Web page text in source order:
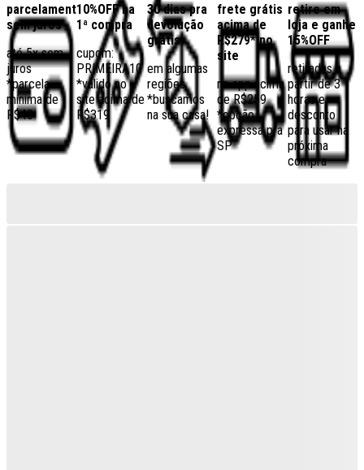
parcelamento
sem juros
até 5x sem
juros
*parcela
mínima de
R$40
10%OFF na
1ª compra
cupom:
PRIMEIRA10
*válido no
site acima de
R$319
30 dias pra
devolução
grátis
em algumas
regiões,
*buscamos
na sua casa!
frete grátis
acima de
R$279* no
site
no app acima
de R$259
*opção
expressa pra
SP
retire em
loja e ganhe
15%OFF
retiradas a
partir de 3
horas e
desconto
para usar na
próxima
compra